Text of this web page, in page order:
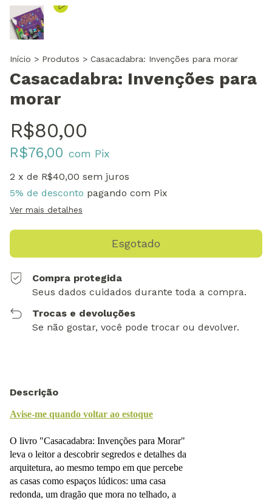
Início > Produtos > Casacadabra: Invenções para morar
Casacadabra: Invenções para
morar
R$80,00
R$76,00 com Pix
2 x de R$40,00 sem juros
5% de desconto pagando com Pix
Ver mais detalhes
Compra protegida
Seus dados cuidados durante toda a compra.
Trocas e devoluções
Se não gostar, você pode trocar ou devolver.
Descrição
Avise-me quando voltar ao estoque
O livro "Casacadabra: Invenções para Morar"
leva o leitor a descobrir segredos e detalhes da
arquitetura, ao mesmo tempo em que percebe
as casas como espaços lúdicos: uma casa
redonda, um dragão que mora no telhado, a